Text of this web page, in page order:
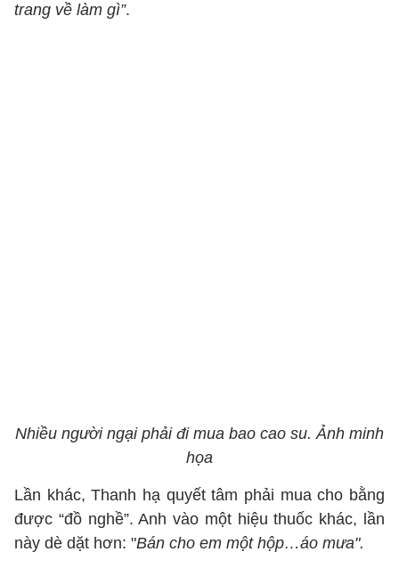
trang về làm gì”.
Nhiều người ngại phải đi mua bao cao su. Ảnh minh
họa
Lần khác, Thanh hạ quyết tâm phải mua cho bằng
được “đồ nghề”. Anh vào một hiệu thuốc khác, lần
này dè dặt hơn: "Bán cho em một hộp…áo mưa".